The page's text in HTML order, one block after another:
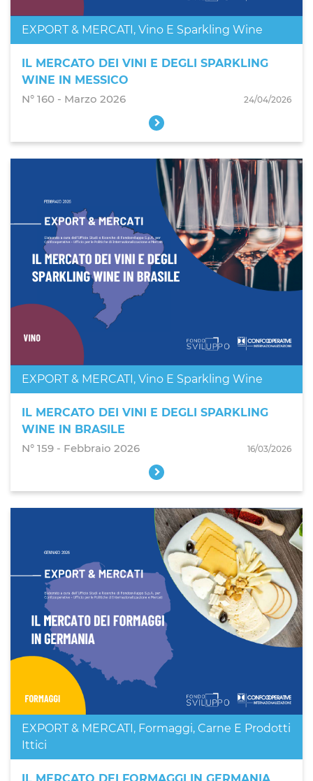
EXPORT & MERCATI, Vino E Sparkling Wine
IL MERCATO DEI VINI E DEGLI SPARKLING
WINE IN MESSICO
N° 160 - Marzo 2026
24/04/2026
EXPORT & MERCATI, Vino E Sparkling Wine
IL MERCATO DEI VINI E DEGLI SPARKLING
WINE IN BRASILE
N° 159 - Febbraio 2026
16/03/2026
EXPORT & MERCATI, Formaggi, Carne E Prodotti
Ittici